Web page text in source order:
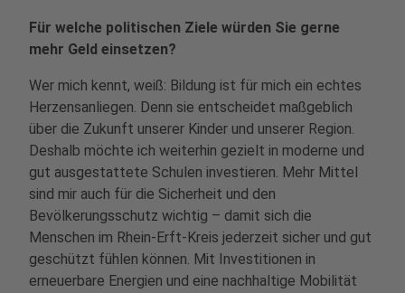
Für welche politischen Ziele würden Sie gerne
mehr Geld einsetzen?
Wer mich kennt, weiß: Bildung ist für mich ein echtes
Herzensanliegen. Denn sie entscheidet maßgeblich
über die Zukunft unserer Kinder und unserer Region.
Deshalb möchte ich weiterhin gezielt in moderne und
gut ausgestattete Schulen investieren. Mehr Mittel
sind mir auch für die Sicherheit und den
Bevölkerungsschutz wichtig – damit sich die
Menschen im Rhein-Erft-Kreis jederzeit sicher und gut
geschützt fühlen können. Mit Investitionen in
erneuerbare Energien und eine nachhaltige Mobilität